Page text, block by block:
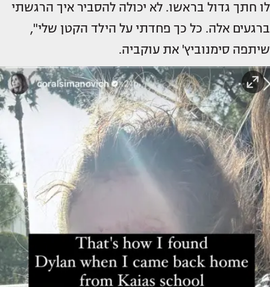
לו חתך גדול בראשו. לא יכולה להסביר איך הרגשתי
ברגעים אלה. כל כך פחדתי על הילד הקטן שלי",
שיתפה סימנוביץ' את עוקביה.